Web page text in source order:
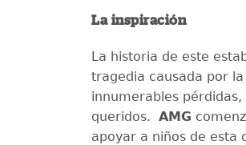
La inspiración
La historia de este
tragedia causada por
innumerables
queridos. AMG
apoyar a niños de esta